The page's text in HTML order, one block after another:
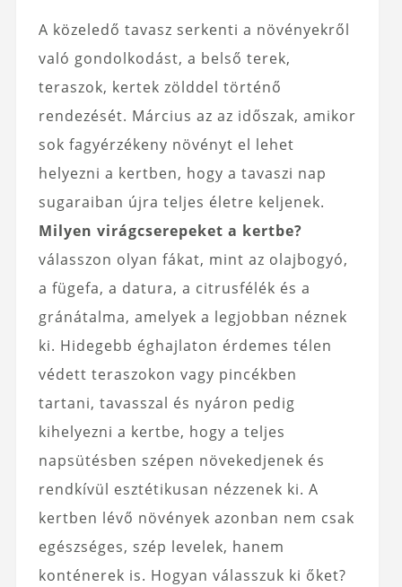
A közeledő tavasz serkenti a növényekről
való gondolkodást, a belső terek,
teraszok, kertek zölddel történő
rendezését. Március az az időszak, amikor
sok fagyérzékeny növényt el lehet
helyezni a kertben, hogy a tavaszi nap
sugaraiban újra teljes életre keljenek.
Milyen virágcserepeket a kertbe?
válasszon olyan fákat, mint az olajbogyó,
a fügefa, a datura, a citrusfélék és a
gránátalma, amelyek a legjobban néznek
ki. Hidegebb éghajlaton érdemes télen
védett teraszokon vagy pincékben
tartani, tavasszal és nyáron pedig
kihelyezni a kertbe, hogy a teljes
napsütésben szépen növekedjenek és
rendkívül esztétikusan nézzenek ki. A
kertben lévő növények azonban nem csak
egészséges, szép levelek, hanem
konténerek is. Hogyan válasszuk ki őket?